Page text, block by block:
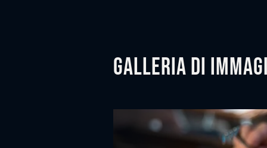
Galleria di